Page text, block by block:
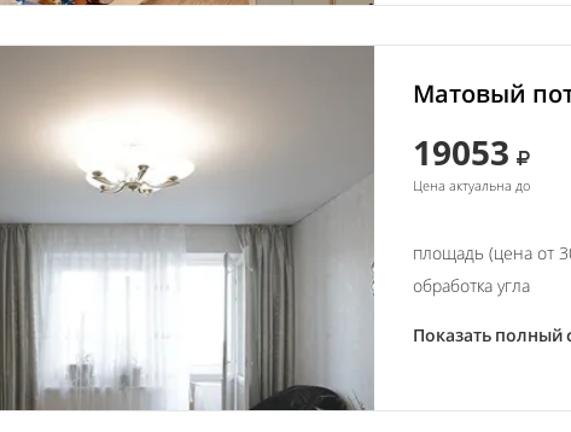
Матовый
19053
Цена актуальна до
площадь (цена от
обработка угла
Показать полный